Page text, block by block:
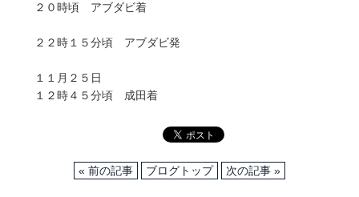
２０時頃 アブダビ着
２２時１５分頃 アブダビ発
１１月２５日
１２時４５分頃 成田着
« 前の記事 ブログトップ 次の記事 »